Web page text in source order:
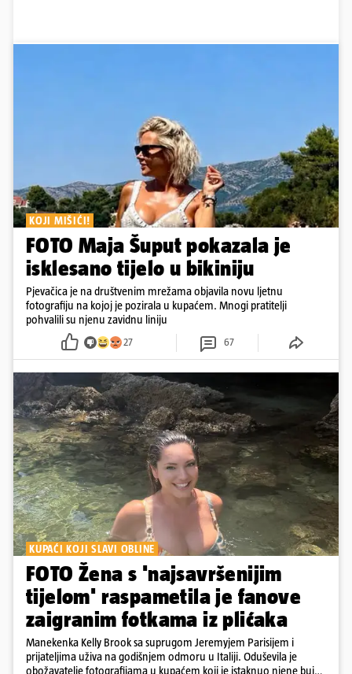
KOJI MIŠIĆI!
FOTO Maja Šuput pokazala je
isklesano tijelo u bikiniju
Pjevačica je na društvenim mrežama objavila novu ljetnu
fotografiju na kojoj je pozirala u kupaćem. Mnogi pratitelji
pohvalili su njenu zavidnu liniju
27 67
KUPAĆI KOJI SLAVI OBLINE
FOTO Žena s 'najsavršenijim
tijelom' raspametila je fanove
zaigranim fotkama iz plićaka
Manekenka Kelly Brook sa suprugom Jeremyjem Parisijem i
prijateljima uživa na godišnjem odmoru u Italiji. Oduševila je
obožavatelje fotografijama u kupaćem koji je istaknuo njene bujne